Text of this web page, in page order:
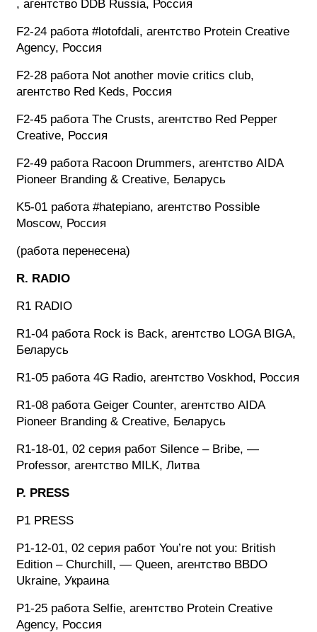
, агентство DDB Russia, Россия
F2-24 работа #lotofdali, агентство Protein Creative
Agency, Россия
F2-28 работа Not another movie critics club,
агентство Red Keds, Россия
F2-45 работа The Crusts, агентство Red Pepper
Creative, Россия
F2-49 работа Racoon Drummers, агентство AIDA
Pioneer Branding & Creative, Беларусь
K5-01 работа #hatepiano, агентство Possible
Moscow, Россия
(работа перенесена)
R. RADIO
R1 RADIO
R1-04 работа Rock is Back, агентство LOGA BIGA,
Беларусь
R1-05 работа 4G Radio, агентство Voskhod, Россия
R1-08 работа Geiger Counter, агентство AIDA
Pioneer Branding & Creative, Беларусь
R1-18-01, 02 серия работ Silence – Bribe, —
Professor, агентство MILK, Литва
P. PRESS
P1 PRESS
P1-12-01, 02 серия работ You’re not you: British
Edition – Churchill, — Queen, агентство BBDO
Ukraine, Украина
P1-25 работа Selfie, агентство Protein Creative
Agency, Россия